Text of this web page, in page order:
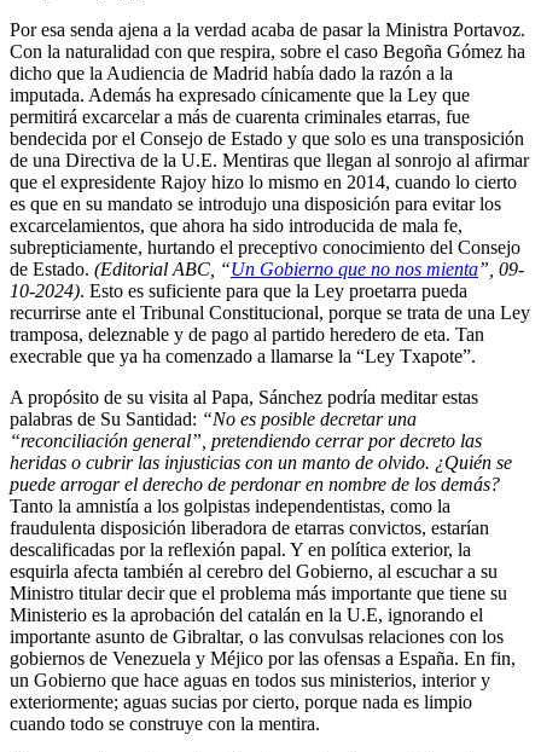
Por esa senda ajena a la verdad acaba de pasar la Ministra Portavoz.
Con la naturalidad con que respira, sobre el caso Begoña Gómez ha
dicho que la Audiencia de Madrid había dado la razón a la
imputada. Además ha expresado cínicamente que la Ley que
permitirá excarcelar a más de cuarenta criminales etarras, fue
bendecida por el Consejo de Estado y que solo es una transposición
de una Directiva de la U.E. Mentiras que llegan al sonrojo al afirmar
que el expresidente Rajoy hizo lo mismo en 2014, cuando lo cierto
es que en su mandato se introdujo una disposición para evitar los
excarcelamientos, que ahora ha sido introducida de mala fe,
subrepticiamente, hurtando el preceptivo conocimiento del Consejo
de Estado. (Editorial ABC, “Un Gobierno que no nos mienta”, 09-
10-2024). Esto es suficiente para que la Ley proetarra pueda
recurrirse ante el Tribunal Constitucional, porque se trata de una Ley
tramposa, deleznable y de pago al partido heredero de eta. Tan
execrable que ya ha comenzado a llamarse la “Ley Txapote”.
A propósito de su visita al Papa, Sánchez podría meditar estas
palabras de Su Santidad: “No es posible decretar una
“reconciliación general”, pretendiendo cerrar por decreto las
heridas o cubrir las injusticias con un manto de olvido. ¿Quién se
puede arrogar el derecho de perdonar en nombre de los demás?
Tanto la amnistía a los golpistas independentistas, como la
fraudulenta disposición liberadora de etarras convictos, estarían
descalificadas por la reflexión papal. Y en política exterior, la
esquirla afecta también al cerebro del Gobierno, al escuchar a su
Ministro titular decir que el problema más importante que tiene su
Ministerio es la aprobación del catalán en la U.E, ignorando el
importante asunto de Gibraltar, o las convulsas relaciones con los
gobiernos de Venezuela y Méjico por las ofensas a España. En fin,
un Gobierno que hace aguas en todos sus ministerios, interior y
exteriormente; aguas sucias por cierto, porque nada es limpio
cuando todo se construye con la mentira.